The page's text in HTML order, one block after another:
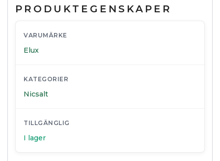
PRODUKTEGENSKAPER
VARUMÄRKE
Elux
KATEGORIER
Nicsalt
TILLGÄNGLIG
I lager